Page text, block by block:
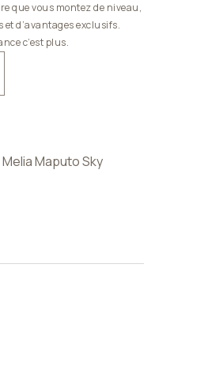
que vous montez de niveau,
et d’avantages exclusifs.
c’est plus.
Melia Maputo Sky